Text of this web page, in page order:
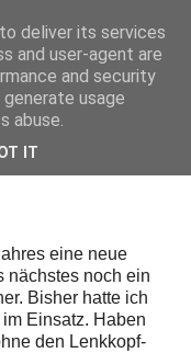
eine neue
nächstes noch ein
Bisher hatte ich
Einsatz. Haben
den Lenkkopf-
deliver its services
and user-agent are
and security
usage
abuse.
IT